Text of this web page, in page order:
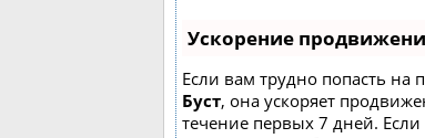
Ускорение
Если вам трудно попасть на
Буст, она ускоряет
течение первых 7 дней.